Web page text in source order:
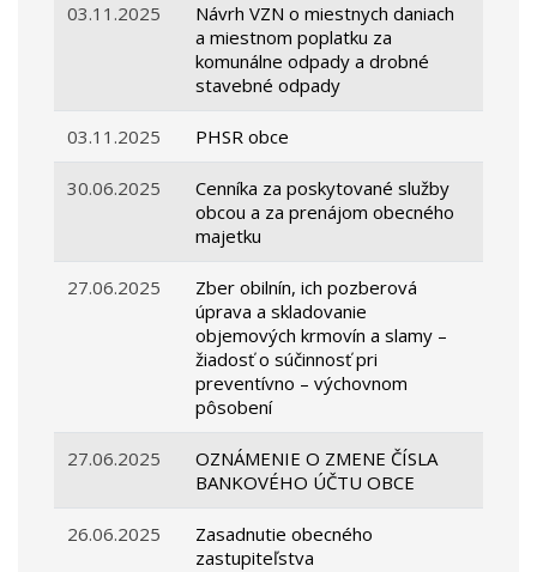
03.11.2025
Návrh VZN o miestnych daniach
a miestnom poplatku za
komunálne odpady a drobné
stavebné odpady
03.11.2025 PHSR obce
30.06.2025
Cenníka za poskytované služby
obcou a za prenájom obecného
majetku
27.06.2025
Zber obilnín, ich pozberová
úprava a skladovanie
objemových krmovín a slamy –
žiadosť o súčinnosť pri
preventívno – výchovnom
pôsobení
27.06.2025
OZNÁMENIE O ZMENE ČÍSLA
BANKOVÉHO ÚČTU OBCE
26.06.2025
Zasadnutie obecného
zastupiteľstva